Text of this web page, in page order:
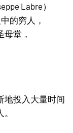
Labre）
的穷人，
堂，
地投入大量时间